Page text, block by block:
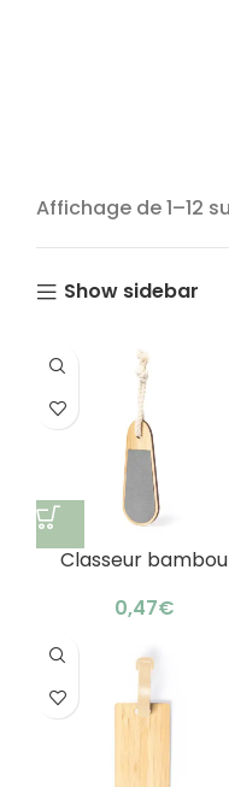
Affichage de 1–12
Show sidebar
Classeur bambou
éco-responsable
€